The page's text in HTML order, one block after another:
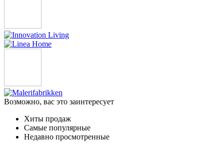
Возможно, вас это заинтересует
Хиты продаж
Самые популярные
Недавно просмотренные